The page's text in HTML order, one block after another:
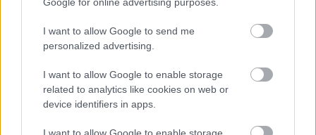
I want to allow Google to send me
personalized advertising.
I want to allow Google to enable storage
related to analytics like cookies on web or
device identifiers in apps.
közeli hozzátartozójának állandó lakóhelye
A tárca szerint a kötöttség feloldásával